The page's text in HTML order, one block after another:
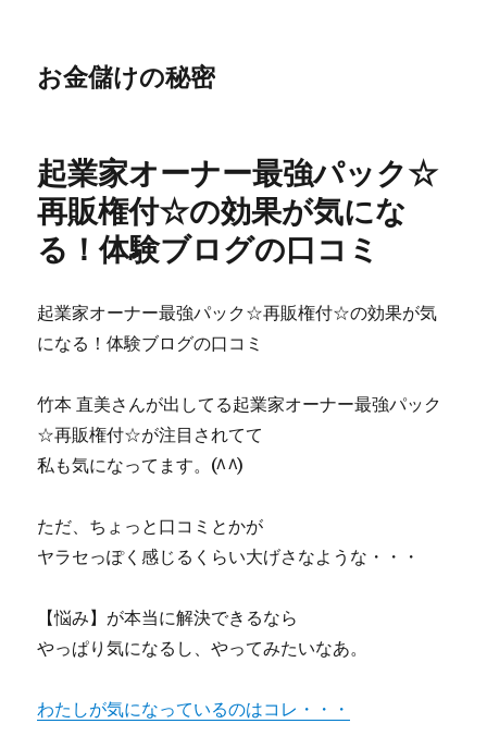
お金儲けの秘密
起業家オーナー最強パック☆
再販権付☆の効果が気にな
る！体験ブログの口コミ
起業家オーナー最強パック☆再販権付☆の効果が気
になる！体験ブログの口コミ
竹本 直美さんが出してる起業家オーナー最強パック
☆再販権付☆が注目されてて
私も気になってます。(^^)ゞ
ただ、ちょっと口コミとかが
ヤラセっぽく感じるくらい大げさなような・・・
【悩み】が本当に解決できるなら
やっぱり気になるし、やってみたいなあ。
わたしが気になっているのはコレ・・・